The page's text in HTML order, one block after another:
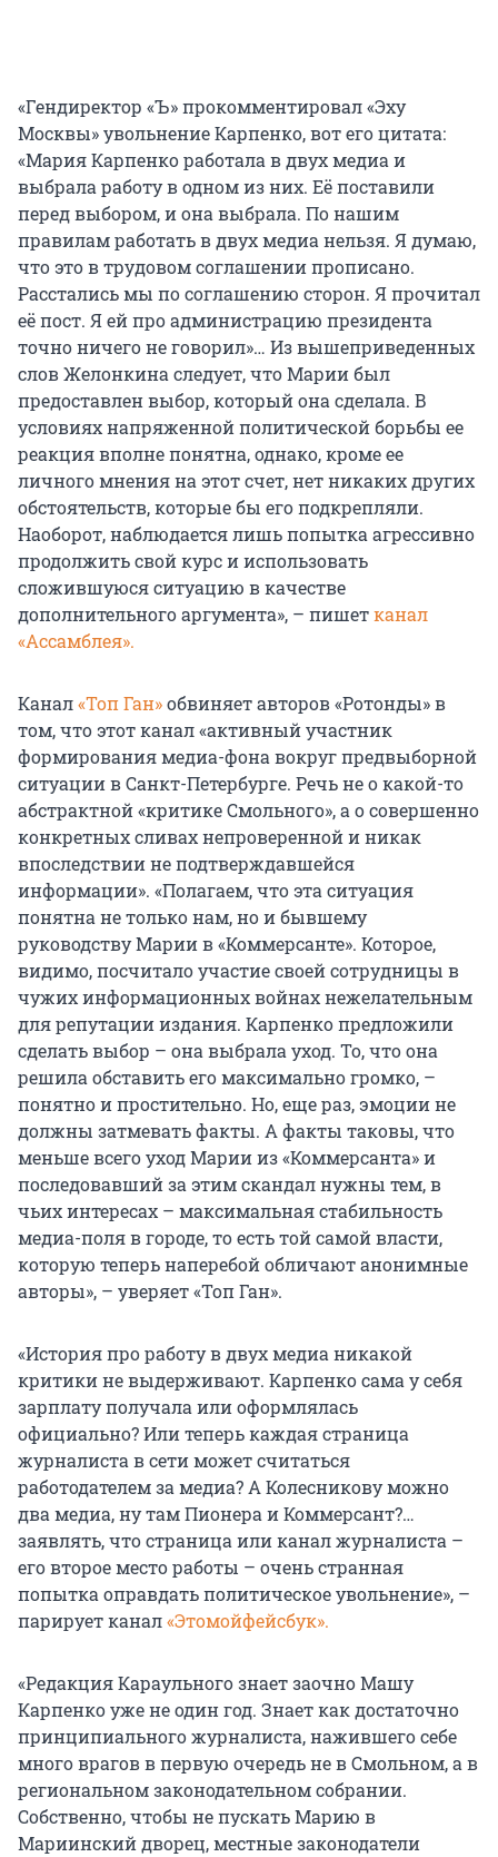
«Гендиректор «Ъ» прокомментировал «Эху
Москвы» увольнение Карпенко, вот его цитата:
«Мария Карпенко работала в двух медиа и
выбрала работу в одном из них. Её поставили
перед выбором, и она выбрала. По нашим
правилам работать в двух медиа нельзя. Я думаю,
что это в трудовом соглашении прописано.
Расстались мы по соглашению сторон. Я прочитал
её пост. Я ей про администрацию президента
точно ничего не говорил»… Из вышеприведенных
слов Желонкина следует, что Марии был
предоставлен выбор, который она сделала. В
условиях напряженной политической борьбы ее
реакция вполне понятна, однако, кроме ее
личного мнения на этот счет, нет никаких других
обстоятельств, которые бы его подкрепляли.
Наоборот, наблюдается лишь попытка агрессивно
продолжить свой курс и использовать
сложившуюся ситуацию в качестве
дополнительного аргумента», – пишетканал
«Ассамблея».
Канал«Топ Ган»обвиняет авторов «Ротонды» в
том, что этот канал «активный участник
формирования медиа-фона вокруг предвыборной
ситуации в Санкт-Петербурге. Речь не о какой-то
абстрактной «критике Смольного», а о совершенно
конкретных сливах непроверенной и никак
впоследствии не подтверждавшейся
информации». «Полагаем, что эта ситуация
понятна не только нам, но и бывшему
руководству Марии в «Коммерсанте». Которое,
видимо, посчитало участие своей сотрудницы в
чужих информационных войнах нежелательным
для репутации издания. Карпенко предложили
сделать выбор – она выбрала уход. То, что она
решила обставить его максимально громко, –
понятно и простительно. Но, еще раз, эмоции не
должны затмевать факты. А факты таковы, что
меньше всего уход Марии из «Коммерсанта» и
последовавший за этим скандал нужны тем, в
чьих интересах – максимальная стабильность
медиа-поля в городе, то есть той самой власти,
которую теперь наперебой обличают анонимные
авторы», – уверяет «Топ Ган».
«История про работу в двух медиа никакой
критики не выдерживают. Карпенко сама у себя
зарплату получала или оформлялась
официально? Или теперь каждая страница
журналиста в сети может считаться
работодателем за медиа? А Колесникову можно
два медиа, ну там Пионера и Коммерсант?…
заявлять, что страница или канал журналиста –
его второе место работы – очень странная
попытка оправдать политическое увольнение», –
парирует канал«Этомойфейсбук».
«Редакция Караульного знает заочно Машу
Карпенко уже не один год. Знает как достаточно
принципиального журналиста, нажившего себе
много врагов в первую очередь не в Смольном, а в
региональном законодательном собрании.
Собственно, чтобы не пускать Марию в
Мариинский дворец, местные законодатели